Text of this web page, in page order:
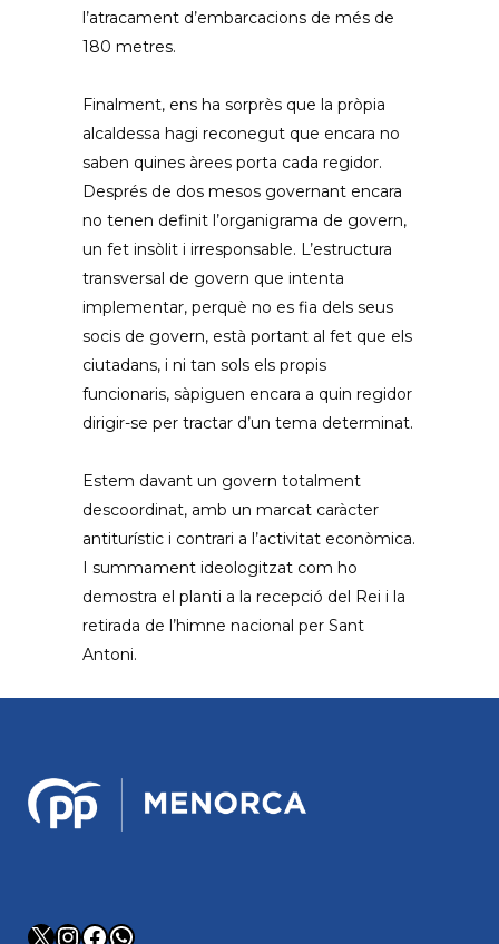
l’atracament d’embarcacions de més de
180 metres.
Finalment, ens ha sorprès que la pròpia
alcaldessa hagi reconegut que encara no
saben quines àrees porta cada regidor.
Després de dos mesos governant encara
no tenen definit l’organigrama de govern,
un fet insòlit i irresponsable. L’estructura
transversal de govern que intenta
implementar, perquè no es fia dels seus
socis de govern, està portant al fet que els
ciutadans, i ni tan sols els propis
funcionaris, sàpiguen encara a quin regidor
dirigir-se per tractar d’un tema determinat.
Estem davant un govern totalment
descoordinat, amb un marcat caràcter
antiturístic i contrari a l’activitat econòmica.
I summament ideologitzat com ho
demostra el planti a la recepció del Rei i la
retirada de l’himne nacional per Sant
Antoni.
X Instagram
Facebook
WhatsApp